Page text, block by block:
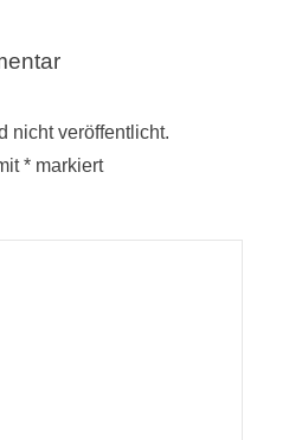
nicht veröffentlicht.
* markiert